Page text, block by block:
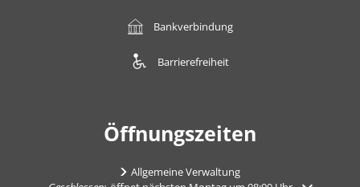
Bankverbindung
Barrierefreiheit
Öffnungszeiten
Allgemeine Verwaltung